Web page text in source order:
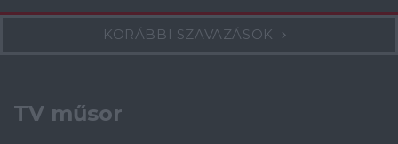
KORÁBBI SZAVAZÁSOK
TV műsor